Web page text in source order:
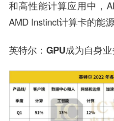
和高性能计算应用中，
AMD Instinct计算卡的能
英特尔：GPU成为自身业